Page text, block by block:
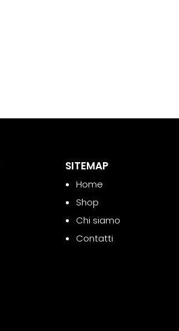
SITEMAP
Home
Shop
Chi siamo
Contatti